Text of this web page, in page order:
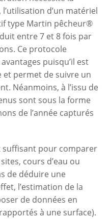
d’un matériel
type Martin pêcheur®
entre 7 et 8 fois par
Ce protocole
puisqu’il est
et permet de suivre un
Néanmoins, à l’issu de
sont sous la forme
de l’année capturés
suffisant pour comparer
cours d’eau ou
de déduire une
l’estimation de la
de données en
à une surface).